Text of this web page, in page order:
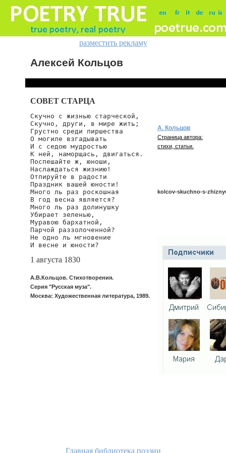
разместить рекламу
Алексей Кольцов
СОВЕТ СТАРЦА
Скучно с жизнью старческой,
Скучно, други, в мире жить;
Грустно среди пиршества
О могиле взгадывать
И с седою мудростью
К ней, наморщась, двигаться.
Поспешайте ж, юноши,
Наслаждаться жизнию!
Отпируйте в радости
Праздник вашей юности!
Много ль раз роскошная
В год весна является?
Много ль раз долинушку
Убирает зеленью,
Муравою бархатной,
Парчой раззолоченной?
Не одно ль мгновение
И весне и юности?
1 августа 1830
А.В.Кольцов. Стихотворения.
Серия "Русская муза".
Москва: Художественная литература, 1989.
А. Кольцов
Страница автора:
стихи, статьи.
kolcov-skuchno-s-
Главная библиотека поэзии